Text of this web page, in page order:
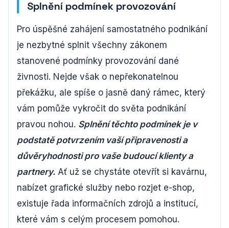
Splnění podmínek provozování
Pro úspěšné zahájení samostatného podnikání
je nezbytné splnit všechny zákonem
stanovené podmínky provozování dané
živnosti. Nejde však o nepřekonatelnou
překážku, ale spíše o jasně daný rámec, který
vám pomůže vykročit do světa podnikání
pravou nohou. Splnění těchto podmínek je v
podstatě potvrzením vaší připravenosti a
důvěryhodnosti pro vaše budoucí klienty a
partnery. Ať už se chystáte otevřít si kavárnu,
nabízet grafické služby nebo rozjet e-shop,
existuje řada informačních zdrojů a institucí,
které vám s celým procesem pomohou.